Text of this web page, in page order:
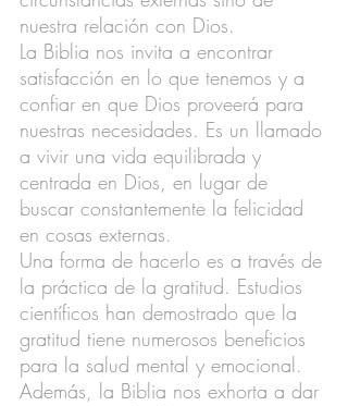
nuestra relación con Dios.
La Biblia nos invita a encontrar
satisfacción en lo que tenemos y a
confiar en que Dios proveerá para
nuestras necesidades. Es un llamado
a vivir una vida equilibrada y
centrada en Dios, en lugar de
buscar constantemente la felicidad
en cosas externas.
Una forma de hacerlo es a través de
la práctica de la gratitud. Estudios
científicos han demostrado que la
gratitud tiene numerosos beneficios
para la salud mental y emocional.
Además, la Biblia nos exhorta a dar